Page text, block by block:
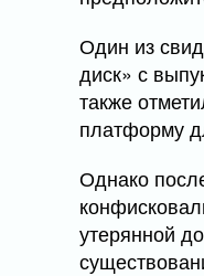
Один из
диск» с
также
платформу
Однако
утерянной